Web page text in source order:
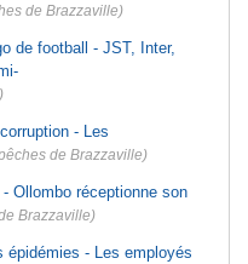
de Brazzaville)
de football - JST, Inter,
- Les
de Brazzaville)
Ollombo réceptionne son
Brazzaville)
épidémies - Les employés